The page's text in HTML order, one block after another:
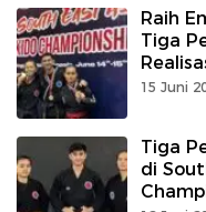
Raih
Tiga
15 Juni
Tiga
di